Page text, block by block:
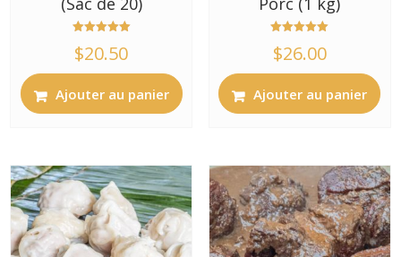
5.00
sur 5
$20.50
Ajouter au panier
5.00
sur 5
$26.00
Ajouter au panier